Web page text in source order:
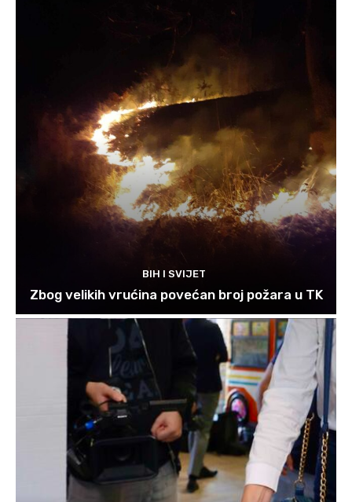
BIH I SVIJET
Zbog velikih vrućina povećan broj požara u TK